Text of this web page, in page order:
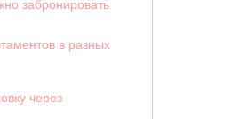
забронировать
в разных
через